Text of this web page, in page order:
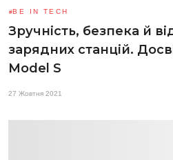
BE IN TECH
Зручність, безпека й
зарядних станцій.
Model S
27 Жовтня 2021